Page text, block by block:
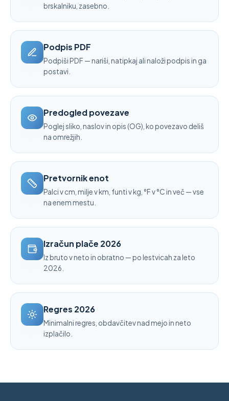
brskalniku, zasebno.
Podpis PDF
Podpiši PDF — nariši, natipkaj ali naloži podpis in ga
postavi.
Predogled povezave
Poglej sliko, naslov in opis (OG), ko povezavo deliš
na omrežjih.
Pretvornik enot
Palci v cm, milje v km, funti v kg, °F v °C in več — vse
na enem mestu.
Izračun plače 2026
Iz bruto v neto in obratno — po lestvicah za leto
2026.
Regres 2026
Minimalni regres, obdavčitev nad mejo in neto
izplačilo.